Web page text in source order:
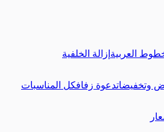
العربية إزالة الخلفية
وتخفيضاتدعوة زفافكل المناسبات